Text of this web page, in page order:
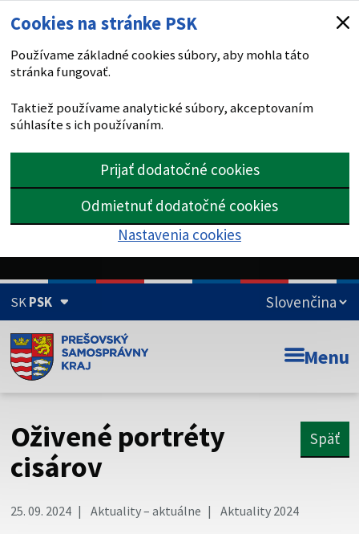
Cookies na stránke PSK
Používame základné cookies súbory, aby mohla táto
stránka fungovať.
Taktiež používame analytické súbory, akceptovaním
súhlasíte s ich používaním.
Prijať dodatočné cookies
Odmietnuť dodatočné cookies
Nastavenia cookies
SKPSK
Doména psk.sk je oficiálna
Toto je oficiálna webová stránka Prešovského
Táto stránka je zabezpečená
cez zabezpečenú webovú stránku. Zabezpečená stránka
vždy začína https:// pred názvom domény webového sídla.
Menu
Oživené portréty
cisárov
Späť
25. 09. 2024 Aktuality – aktuálne Aktuality 2024